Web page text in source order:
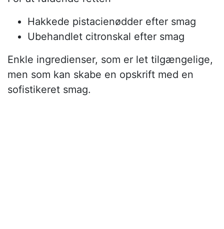
Hakkede pistacienødder efter smag
Ubehandlet citronskal efter smag
Enkle ingredienser, som er let tilgængelige,
men som kan skabe en opskrift med en
sofistikeret smag.